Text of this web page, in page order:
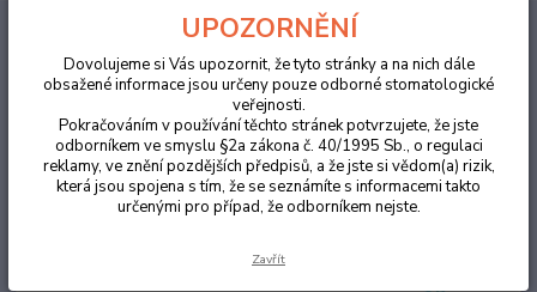
Rukavice Nitrylex PF modré L, MERCATOR - BLACK
Rukavice Nitrylex PF modré L,
MERCATOR - BLACK STORM 100
ks
UPOZORNĚNÍ
Dovolujeme si Vás upozornit, že tyto stránky a na nich dále
obsažené informace jsou určeny pouze odborné stomatologické
veřejnosti.
Pokračováním v používání těchto stránek potvrzujete, že jste
odborníkem ve smyslu §2a zákona č. 40/1995 Sb., o regulaci
reklamy, ve znění pozdějších předpisů, a že jste si vědom(a) rizik,
která jsou spojena s tím, že se seznámíte s informacemi takto
určenými pro případ, že odborníkem nejste.
Zavřít